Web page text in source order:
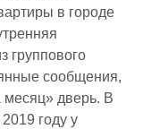
в городе
группового
сообщения,
месяц» дверь. В
году у